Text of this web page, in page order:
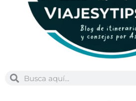
BuscarBuscar